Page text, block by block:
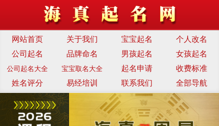
网站首页 关于我们 宝宝起名
个人改名
公司起名
品牌命名 男孩起名 女孩起名
公司起名大全 宝宝取名大全 起名申请
收费标准
姓名评分
易经培训 联系我们 全部导航